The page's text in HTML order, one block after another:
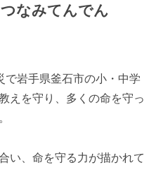
つなみてんでん
で岩手県釜石市の小・中学
えを守り、多くの命を守っ
い、命を守る力が描かれて